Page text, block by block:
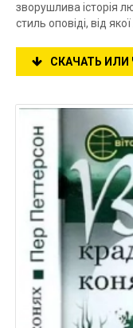
зворушлива історія
стиль оповіді, від
СКАЧАТЬ ИЛИ